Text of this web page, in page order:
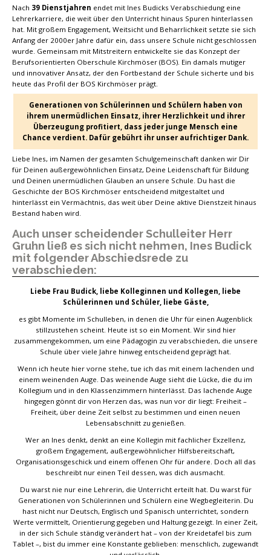
Nach 39 Dienstjahren endet mit Ines Budicks Verabschiedung eine
Lehrerkarriere, die weit über den Unterricht hinaus Spuren hinterlassen
hat. Mit großem Engagement, Weitsicht und Beharrlichkeit setzte sie sich
Anfang der 2000er Jahre dafür ein, dass unsere Schule nicht geschlossen
wurde. Gemeinsam mit Mitstreitern entwickelte sie das Konzept der
Berufsorientierten Oberschule Kirchmöser (BOS). Ein damals mutiger
und innovativer Ansatz, der den Fortbestand der Schule sicherte und bis
heute das Profil der BOS Kirchmöser prägt.
Generationen von Schülerinnen und Schülern haben von
ihrem unermüdlichen Einsatz, ihrer Herzlichkeit und ihrer
Überzeugung profitiert, dass jeder junge Mensch eine
Chance verdient. Dafür gebührt ihr unser aufrichtiger Dank.
Liebe Ines, im Namen der gesamten Schulgemeinschaft danken wir Dir
für Deinen außergewöhnlichen Einsatz, Deine Leidenschaft für Bildung
und Deinen unermüdlichen Glauben an unsere Schule. Du hast die
Geschichte der BOS Kirchmöser entscheidend mitgestaltet und
hinterlässt ein Vermächtnis, das weit über Deine aktive Dienstzeit hinaus
Bestand haben wird.
Auch unser scheidender Schulleiter Herr
Gruhn ließ es sich nicht nehmen, Ines Budick
mit folgender Abschiedsrede zu
verabschieden:
Liebe Frau Budick, liebe Kolleginnen und Kollegen, liebe
Schülerinnen und Schüler, liebe Gäste,
es gibt Momente im Schulleben, in denen die Uhr für einen Augenblick
stillzustehen scheint. Heute ist so ein Moment. Wir sind hier
zusammengekommen, um eine Pädagogin zu verabschieden, die unsere
Schule über viele Jahre hinweg entscheidend geprägt hat.
Wenn ich heute hier vorne stehe, tue ich das mit einem lachenden und
einem weinenden Auge. Das weinende Auge sieht die Lücke, die du im
Kollegium und in den Klassenzimmern hinterlässt. Das lachende Auge
hingegen gönnt dir von Herzen das, was nun vor dir liegt: Freiheit –
Freiheit, über deine Zeit selbst zu bestimmen und einen neuen
Lebensabschnitt zu genießen.
Wer an Ines denkt, denkt an eine Kollegin mit fachlicher Exzellenz,
großem Engagement, außergewöhnlicher Hilfsbereitschaft,
Organisationsgeschick und einem offenen Ohr für andere. Doch all das
beschreibt nur einen Teil dessen, was dich ausmacht.
Du warst nie nur eine Lehrerin, die Unterricht erteilt hat. Du warst für
Generationen von Schülerinnen und Schülern eine Wegbegleiterin. Du
hast nicht nur Deutsch, Englisch und Spanisch unterrichtet, sondern
Werte vermittelt, Orientierung gegeben und Haltung gezeigt. In einer Zeit,
in der sich Schule ständig verändert hat – von der Kreidetafel bis zum
Tablet –, bist du immer eine Konstante geblieben: menschlich, zugewandt